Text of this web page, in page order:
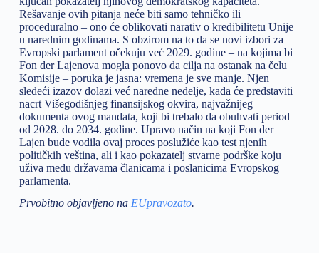
Rešavanje ovih pitanja neće biti samo tehničko ili
proceduralno – ono će oblikovati narativ o kredibilitetu Unije
u narednim godinama. S obzirom na to da se novi izbori za
Evropski parlament očekuju već 2029. godine – na kojima bi
Fon der Lajenova mogla ponovo da cilja na ostanak na čelu
Komisije – poruka je jasna: vremena je sve manje. Njen
sledeći izazov dolazi već naredne nedelje, kada će predstaviti
nacrt Višegodišnjeg finansijskog okvira, najvažnijeg
dokumenta ovog mandata, koji bi trebalo da obuhvati period
od 2028. do 2034. godine. Upravo način na koji Fon der
Lajen bude vodila ovaj proces poslužiće kao test njenih
političkih veština, ali i kao pokazatelj stvarne podrške koju
uživa među državama članicama i poslanicima Evropskog
parlamenta.
Prvobitno objavljeno na EUpravozato.